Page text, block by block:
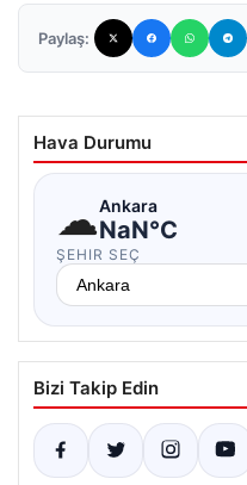
Paylaş:
Hava Durumu
☁Ankara
NaN°C
ŞEHIR SEÇ
Bizi Takip Edin